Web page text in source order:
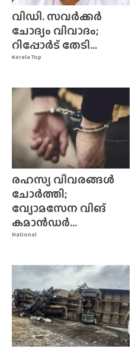
Kerala Top
വിഡി. സവർക്കർ
ചോദ്യം വിവാദം;
റിപ്പോർട് തേടി...
National
രഹസ്യ വിവരങ്ങൾ
ചോർത്തി;
വ്യോമസേന വിങ്‌
കമാൻഡർ...